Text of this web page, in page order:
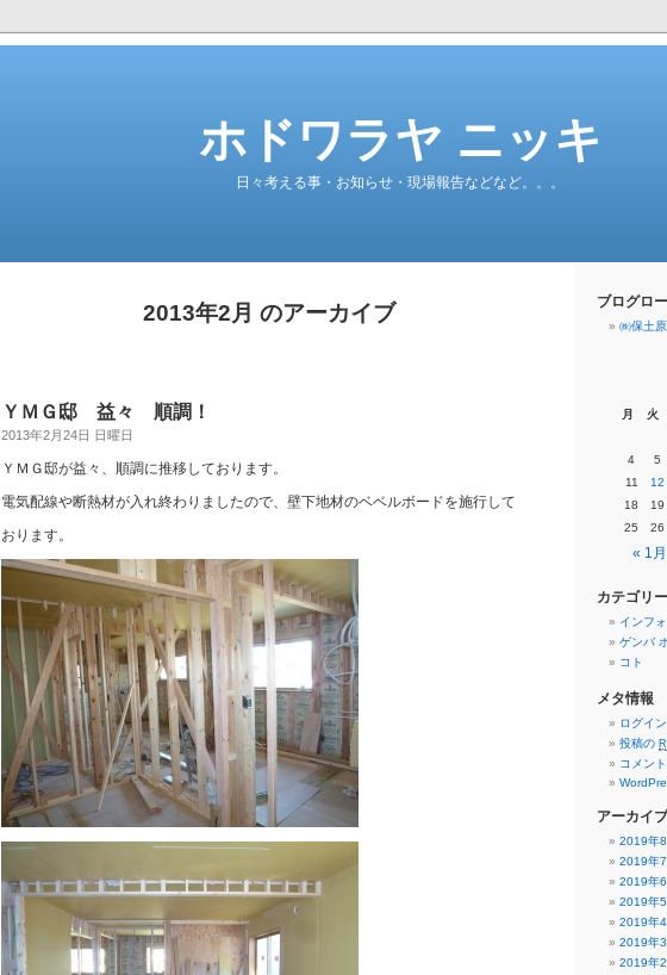
ホドワラヤ ニッキ
日々考える事・お知らせ・現場報告などなど。。。
2013年2月 のアーカイブ
ＹＭＧ邸 益々 順調！
2013年2月24日 日曜日
ＹＭＧ邸が益々、順調に推移しております。
電気配線や断熱材が入れ終わりましたので、壁下地材のベベルボードを施行して
おります。
ブログロ
㈱保土
月 火
« 1月
4
5
11
12
18
19
25
26
カテゴリー
インフ
ゲンバ
コト
メタ情報
ログイン
投稿の
コメン
アーカイブ
2019年8
2019年7
2019年6
2019年5
2019年4
2019年3
2019年2